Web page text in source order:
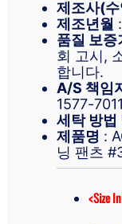
제조사(
제조년월
품질 보증
회 고시,
합니다.
A/S 책임
1577-7011
세탁 방법
제품명 :
닝 팬츠
<Size